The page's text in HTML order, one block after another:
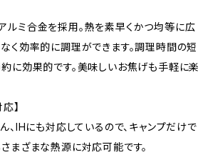
ルミ合金を採用。熱を素早くかつ均等に広
く効率的に調理ができます。調理時間の短
に効果的です。美味しいお焦げも手軽に楽
】
、IHにも対応しているので、キャンプだけで
まざまな熱源に対応可能です。